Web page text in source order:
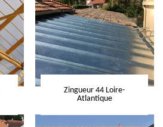
Zingueur 44 Loire-
Atlantique